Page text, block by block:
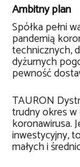
Ambitny plan
Spółka pełni
pandemią
technicznych,
dyżurnych
pewność
TAURON
trudny okres
koronawirusa.
inwestycyjny,
małych i